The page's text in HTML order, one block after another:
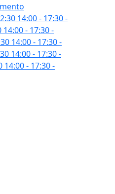
14:00 - 17:30-
14:00 - 17:30-
14:00 - 17:30-
14:00 - 17:30-
14:00 - 17:30-